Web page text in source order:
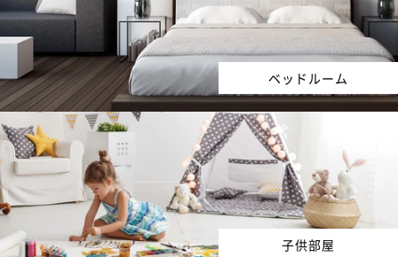
ベッドルーム
子供部屋